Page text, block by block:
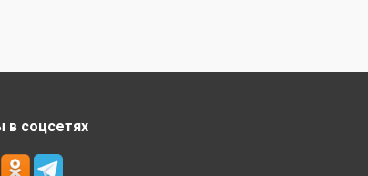
в соцсетях